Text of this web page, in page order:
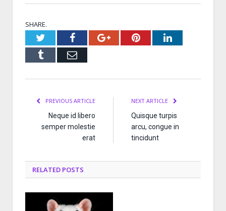
SHARE.
TwitterFacebookGoogle+PinterestLinkedIn
Tumblr Email
PREVIOUS ARTICLE
Neque id libero
semper molestie
erat
NEXT ARTICLE
Quisque turpis
arcu, congue in
tincidunt
RELATED POSTS